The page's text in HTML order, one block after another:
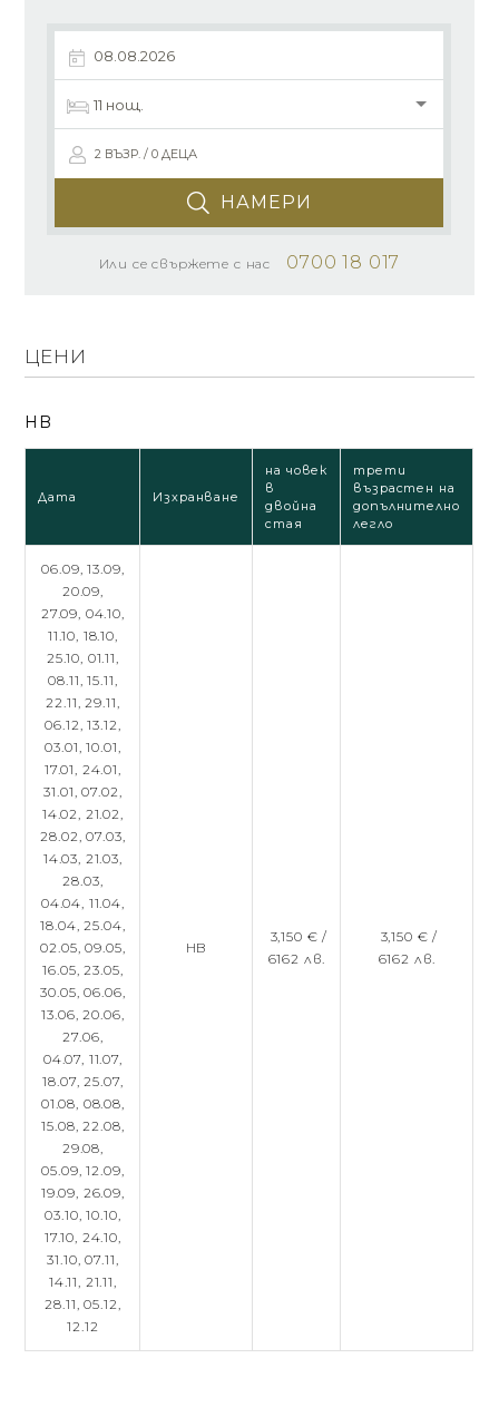
2 ВЪЗР. / 0 ДЕЦА
НАМЕРИ
Или се свържете с нас 0700 18 017
ЦЕНИ
HB
Дата Изхранване
на човек
в
двойна
стая
трети
възрастен на
допълнително
легло
06.09,13.09,
20.09,
27.09, 04.10,
11.10, 18.10,
25.10, 01.11,
08.11,15.11,
22.11,29.11,
06.12,13.12,
03.01,10.01,
17.01, 24.01,
31.01,07.02,
14.02, 21.02,
28.02,07.03,
14.03, 21.03,
28.03,
04.04, 11.04,
18.04,25.04,
02.05,09.05,
16.05,23.05,
30.05,06.06,
13.06,20.06,
27.06,
04.07, 11.07,
18.07,25.07,
01.08, 08.08,
15.08,22.08,
29.08,
05.09,12.09,
19.09, 26.09,
03.10,10.10,
17.10, 24.10,
31.10,07.11,
14.11, 21.11,
28.11,05.12,
12.12
HB
3,150 € /
6162 лв.
3,150 € /
6162 лв.